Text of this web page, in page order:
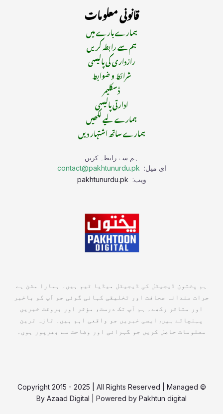
قانونی معلومات
ہمارے بارے میں
ہم سے رابطہ کریں
رازداری کی پالیسی
شرائط و ضوابط
ڈسکلیمر
ادارتی پالیسی
ہمارے لیے لکھیں
ہمارے ساتھ اشتہار دیں
ہم سے رابطہ کریں
ای میل: contact@pakhtunurdu.pk
ویب:
ہم پختون ڈیجیٹل کی ڈیجیٹل میڈیا ٹیم ہیں۔ ہمارا مشن ہے
جرات مندانہ صحافت اور تخلیقی کہانی گوئی جو آپ کو باخبر
اور متاثر رکھے۔ ہم آپ تک درست، مؤثر اور بروقت خبریں
پہنچاتے ہیں, ایسی خبریں جو واقعی اہم ہیں۔ تازہ ترین
معلومات حاصل کریں جو گہرائی اور وضاحت سے بھرپور ہوں۔
© Copyright 2015 - 2025 | All Rights Reserved | Managed
By Azaad Digital | Powered by Pakhtun digital